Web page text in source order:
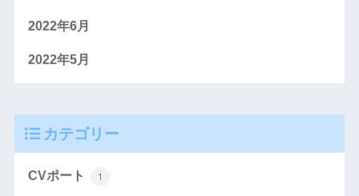
2022年6月
2022年5月
カテゴリー
CVポート 1